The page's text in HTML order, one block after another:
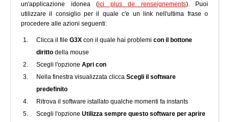
un'applicazione idonea (ici plus de renseignements). Puoi
utilizzare il consiglio per il quale c'e un link nell'ultima frase o
procedere alle azioni seguenti:
Clicca il file G3X con il quale hai problemi con il bottone
diritto della mouse
Scegli l'opzione Apri con
Nella finestra visualizzata clicca Scegli il software
predefinito
Ritrova il software istallato qualche momenti fa instants
Scegli l'opzione Utilizza sempre questo software per aprire